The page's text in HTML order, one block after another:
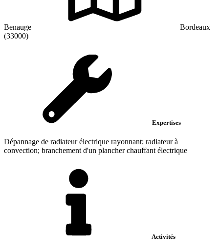
Benauge
Bordeaux
(33000)
Expertises
Dépannage de radiateur électrique rayonnant; radiateur à
convection; branchement d'un plancher chauffant électrique
Activités